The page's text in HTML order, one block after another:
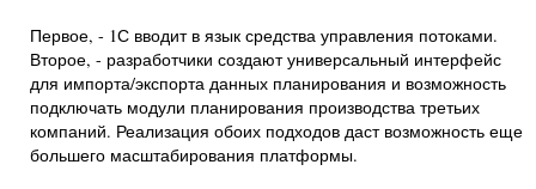
Первое, - 1С вводит в язык средства управления потоками.
Второе, - разработчики создают универсальный интерфейс
для импорта/экспорта данных планирования и возможность
подключать модули планирования производства третьих
компаний. Реализация обоих подходов даст возможность еще
большего масштабирования платформы.